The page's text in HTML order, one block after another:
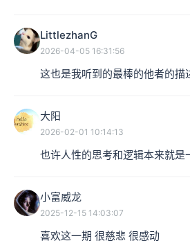
LittlezhanG
2026-04-05 16:31:56
这也是我听到的最棒的他者的
大阳
2026-02-01 10:14:13
也许人性的思考和逻辑本来就
小富威龙
2025-12-15 14:03:07
喜欢这一期 很慈悲 很感动